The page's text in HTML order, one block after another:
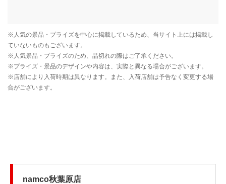
namco秋葉原店